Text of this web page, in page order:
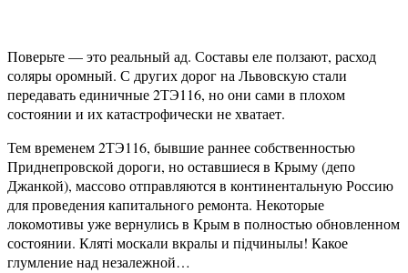
Поверьте — это реальный ад. Составы еле ползают, расход
соляры оромный. С других дорог на Львовскую стали
передавать единичные 2ТЭ116, но они сами в плохом
состоянии и их катастрофически не хватает.
Тем временем 2ТЭ116, бывшие раннее собственностью
Приднепровской дороги, но оставшиеся в Крыму (депо
Джанкой), массово отправляются в континентальную Россию
для проведения капитального ремонта. Некоторые
локомотивы уже вернулись в Крым в полностью обновленном
состоянии. Клятi москали вкралы и пiдчинылы! Какое
глумление над незалежной…